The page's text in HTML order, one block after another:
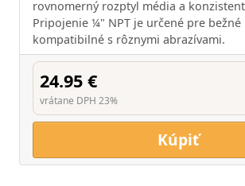
rovnomerný rozptyl média a
Pripojenie ¼" NPT je určené pre bežné
kompatibilné s rôznymi abrazívami.
24.95 €
vrátane DPH 23%
Kúpiť